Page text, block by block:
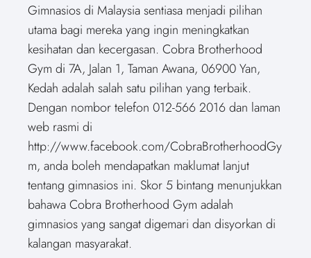
Gimnasios di Malaysia sentiasa menjadi pilihan
utama bagi mereka yang ingin meningkatkan
kesihatan dan kecergasan. Cobra Brotherhood
Gym di 7A, Jalan 1, Taman Awana, 06900 Yan,
Kedah adalah salah satu pilihan yang terbaik.
Dengan nombor telefon 012-566 2016 dan laman
web rasmi di
http://www.facebook.com/CobraBrotherhoodGy
m, anda boleh mendapatkan maklumat lanjut
tentang gimnasios ini. Skor 5 bintang menunjukkan
bahawa Cobra Brotherhood Gym adalah
gimnasios yang sangat digemari dan disyorkan di
kalangan masyarakat.